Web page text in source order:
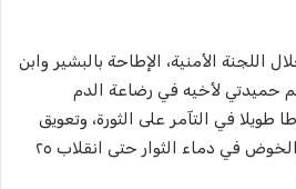
اللجنة الأمنية، الإطاحة بالبشير وابن
حميدتي لأخيه في رضاعة الدم
في التآمر على الثورة، وتعويق
عمل الحكومة الانتقالية، والخوض في دماء الثوار حتى انقلاب ٢٥